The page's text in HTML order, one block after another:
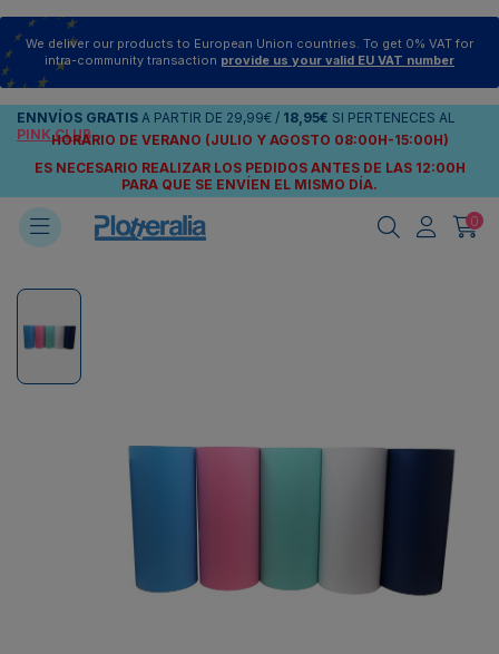
We deliver our products to European Union countries. To get 0% VAT for
intra-community transaction provide us your valid EU VAT number
ENNVÍOS GRATIS A PARTIR DE 29,99€ / 18,95€ SI PERTENECES AL
PINK CLUB
HORARIO DE VERANO (JULIO Y AGOSTO 08:00H-15:00H)
ES NECESARIO REALIZAR LOS PEDIDOS ANTES DE LAS 12:00H
PARA QUE SE ENVÍEN EL MISMO DÍA.
0